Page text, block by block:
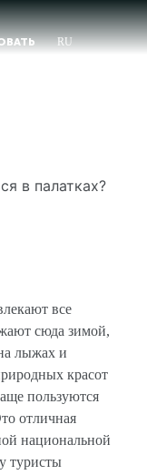
RU
в палатках?
все
сюда зимой,
лыжах и
красот
пользуются
отличная
национальной
туристы